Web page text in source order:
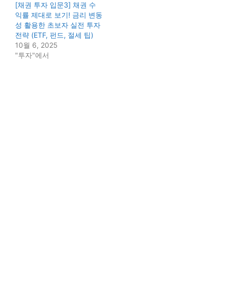
[채권 투자 입문3] 채권 수
익률 제대로 보기! 금리 변동
성 활용한 초보자 실전 투자
전략 (ETF, 펀드, 절세 팁)
10월 6, 2025
"투자"에서